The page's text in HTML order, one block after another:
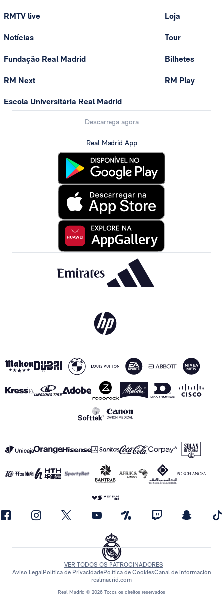
RMTV live
Notícias
Fundação Real Madrid
RM Next
Escola Universitária Real Madrid
Loja
Tour
Bilhetes
RM Play
Descarrega agora
Real Madrid App
Real Madrid © 2026 Todos os direitos reservados
VER TODOS OS PATROCINADORES
Aviso LegalPolítica de PrivacidadePolítica de CookiesCanal de información
realmadrid.com